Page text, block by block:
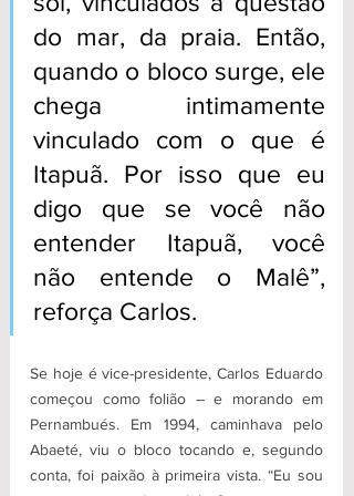
do mar, da praia. Então,
quando o bloco surge, ele
chega intimamente
vinculado com o que é
Itapuã. Por isso que eu
digo que se você não
entender Itapuã, você
não entende o Malê”,
reforça Carlos.
Se hoje é vice-presidente, Carlos Eduardo
começou como folião – e morando em
Pernambués. Em 1994, caminhava pelo
Abaeté, viu o bloco tocando e, segundo
conta, foi paixão à primeira vista. “Eu sou